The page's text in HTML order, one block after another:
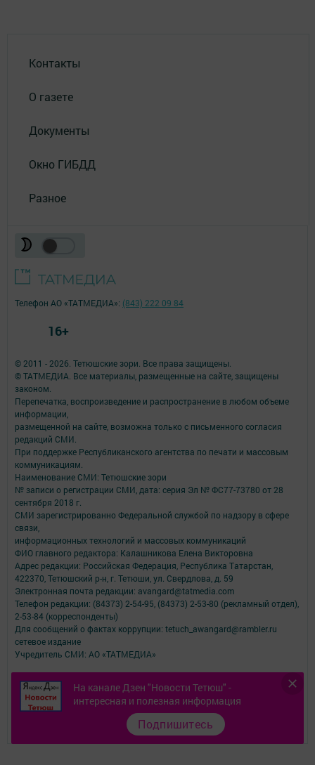
Контакты
О газете
Документы
Окно ГИБДД
Разное
На канале Дзен "Новости Тетюш" -
интересная и полезная информация
Подпишитесь
© 2011 - 2026. Тетюшские зори. Все права защищены.
© ТАТМЕДИА. Все материалы, размещенные на сайте, защищены
законом.
Перепечатка, воспроизведение и распространение в любом объеме
информации,
размещенной на сайте, возможна только с письменного согласия
редакций СМИ.
При поддержке Республиканского агентства по печати и массовым
коммуникациям.
Наименование СМИ: Тетюшские зори
№ записи о регистрации СМИ, дата: серия Эл № ФС77-73780 от 28
сентября 2018 г.
СМИ зарегистрированно Федеральной службой по надзору в сфере
связи,
информационных технологий и массовых коммуникаций
ФИО главного редактора: Калашникова Елена Викторовна
Адрес редакции: Российская Федерация, Республика Татарстан,
422370, Тетюшский р-н, г. Тетюши, ул. Свердлова, д. 59
Электронная почта редакции: avangard@tatmedia.com
Телефон редакции: (84373) 2-54-95, (84373) 2-53-80 (рекламный отдел),
2-53-84 (корреспонденты)
Для сообщений о фактах коррупции: tetuch_awangard@rambler.ru
сетевое издание
Учредитель СМИ: АО «ТАТМЕДИА»
Антикоррупционная политика
АО «ТАТМЕДИА» использует «cookie»для персонализации сервисов и
удобства пользователей сайтом.
Использование «cookie» можно отменить в настройках браузера.
Политика конфиденциальности
Телефон АО «ТАТМЕДИА»: (843) 222 09 84
16+